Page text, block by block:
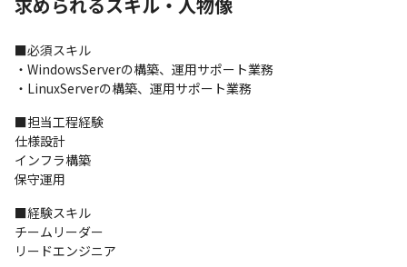
・仕様設計
■必須スキル
・WindowsServerの構築、運用サポート業務
・LinuxServerの構築、運用サポート業務
■担当工程経験
仕様設計
インフラ構築
保守運用
■経験スキル
チームリーダー
リードエンジニア